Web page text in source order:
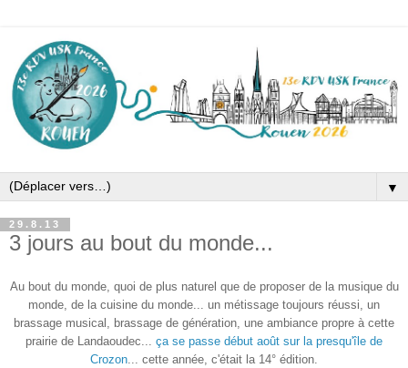
▼
29.8.13
3 jours au bout du monde...
Au bout du monde, quoi de plus naturel que de proposer de la musique du
monde, de la cuisine du monde... un métissage toujours réussi, un
brassage musical, brassage de génération, une ambiance propre à cette
prairie de Landaoudec... ça se passe début août sur la presqu'île de
Crozon... cette année, c'était la 14° édition.